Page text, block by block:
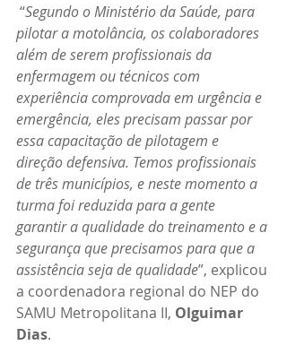
“Segundo o Ministério da Saúde, para
pilotar a motolância, os colaboradores
além de serem profissionais da
enfermagem ou técnicos com
experiência comprovada em urgência e
emergência, eles precisam passar por
essa capacitação de pilotagem e
direção defensiva. Temos profissionais
de três municípios, e neste momento a
turma foi reduzida para a gente
garantir a qualidade do treinamento e a
segurança que precisamos para que a
assistência seja de qualidade”, explicou
a coordenadora regional do NEP do
SAMU Metropolitana II, Olguimar
Dias.